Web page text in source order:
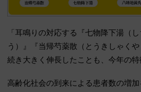
「耳鳴りの対応する『七物降下湯（
う）』『当帰芍薬散（とうきしゃく
続き大きく伸長したことも、今年の特
高齢化社会の到来による患者数の増